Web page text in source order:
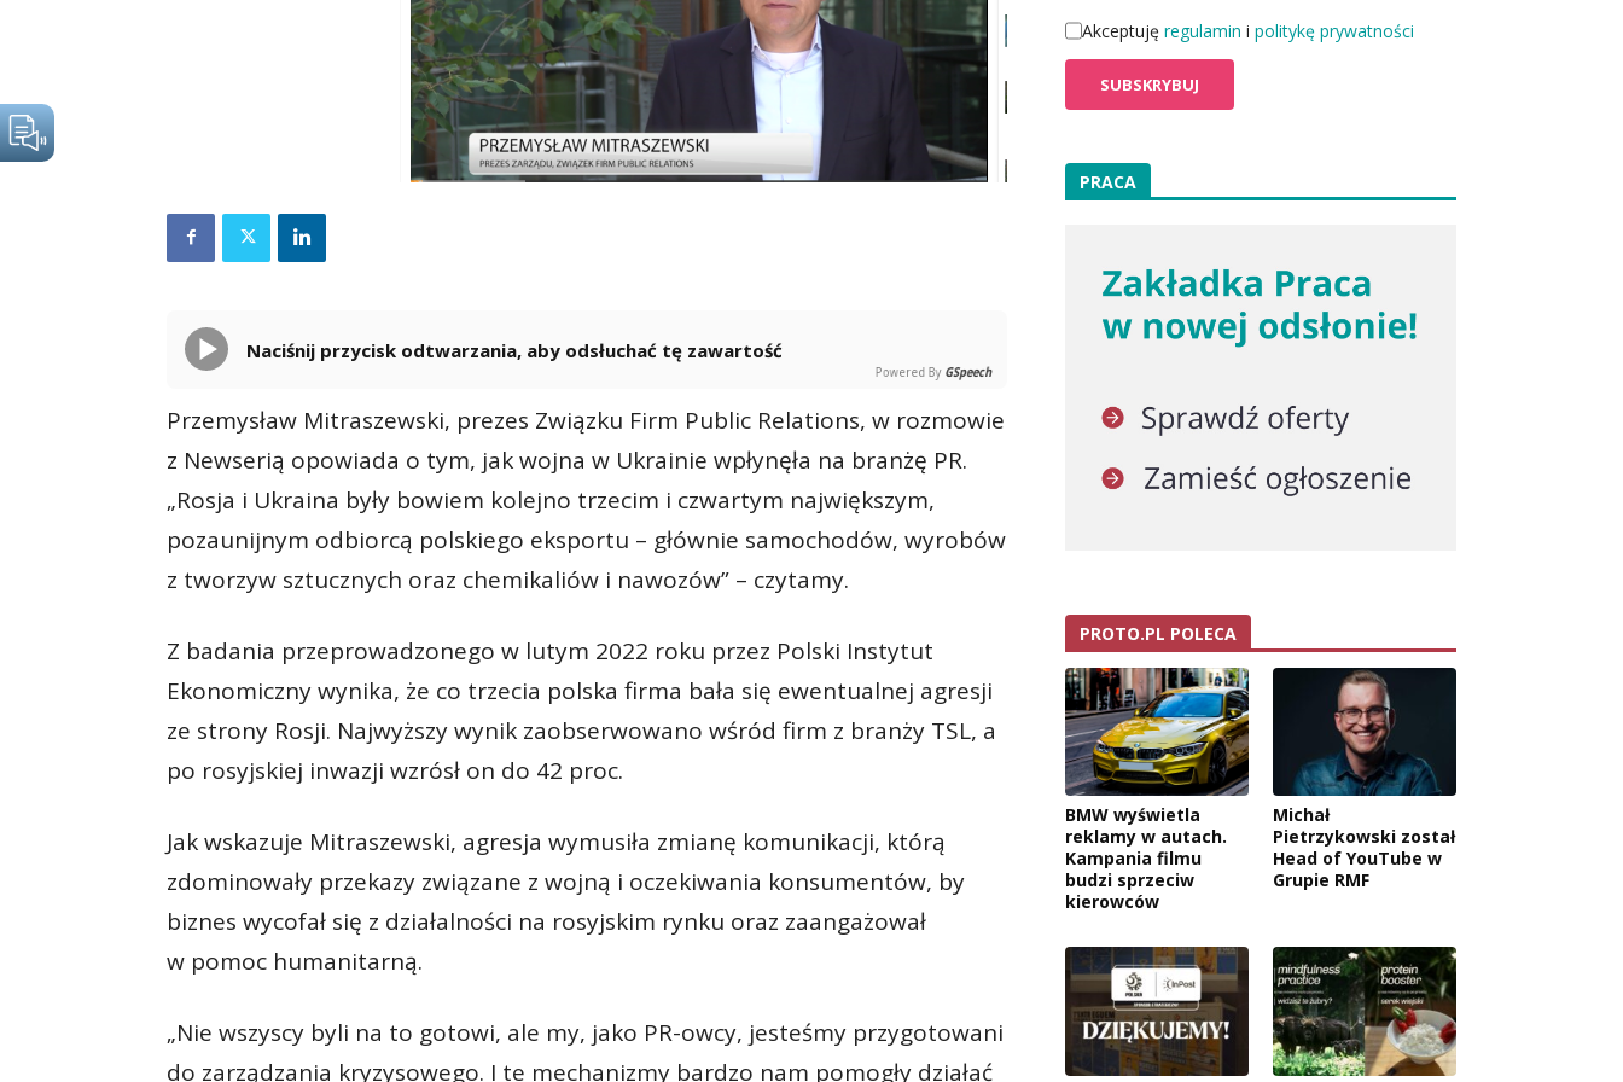
Naciśnij przycisk odtwarzania, aby odsłuchać tę zawartość
Powered By GSpeech
Przemysław Mitraszewski, prezes Związku Firm Public Relations, w rozmowie
z Newserią opowiada o tym, jak wojna w Ukrainie wpłynęła na branżę PR.
„Rosja i Ukraina były bowiem kolejno trzecim i czwartym największym,
pozaunijnym odbiorcą polskiego eksportu – głównie samochodów, wyrobów
z tworzyw sztucznych oraz chemikaliów i nawozów” – czytamy.
Z badania przeprowadzonego w lutym 2022 roku przez Polski Instytut
Ekonomiczny wynika, że co trzecia polska firma bała się ewentualnej agresji
ze strony Rosji. Najwyższy wynik zaobserwowano wśród firm z branży TSL, a
po rosyjskiej inwazji wzrósł on do 42 proc.
Jak wskazuje Mitraszewski, agresja wymusiła zmianę komunikacji, którą
zdominowały przekazy związane z wojną i oczekiwania konsumentów, by
biznes wycofał się z działalności na rosyjskim rynku oraz zaangażował
w pomoc humanitarną.
„Nie wszyscy byli na to gotowi, ale my, jako PR-owcy, jesteśmy przygotowani
do zarządzania kryzysowego. I te mechanizmy bardzo nam pomogły działać
Akceptuję regulamin i politykę prywatności
PRACA
PROTO.PL POLECA
BMW wyświetla
reklamy w autach.
Kampania filmu
budzi sprzeciw
kierowców
Michał
Pietrzykowski został
Head of YouTube w
Grupie RMF